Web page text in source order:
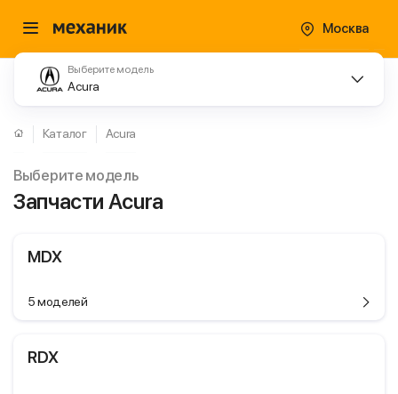
Москва
Выберите модель
Acura
Каталог Acura
Выберите модель
Запчасти Acura
MDX
5 моделей
RDX